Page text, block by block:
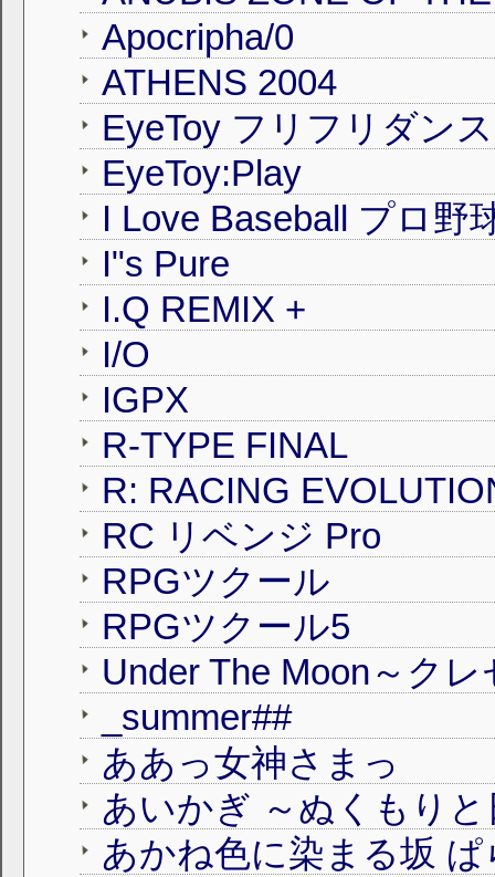
Apocripha/0
ATHENS 2004
EyeToy フリフリダン
EyeToy:Play
I"s Pure
I.Q REMIX +
I/O
IGPX
R-TYPE FINAL
R: RACING
RC リベンジ Pro
RPGツクール
RPGツクール5
Under The Moon～ク
_summer##
ああっ女神さまっ
あいかぎ ～ぬくもり
あかね色に染まる坂